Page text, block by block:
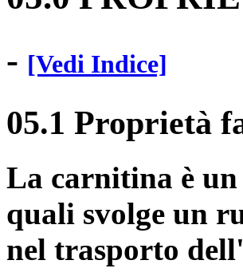
- [Vedi Indice]
05.1 Proprietà
La carnitina è un
quali svolge un
nel trasporto